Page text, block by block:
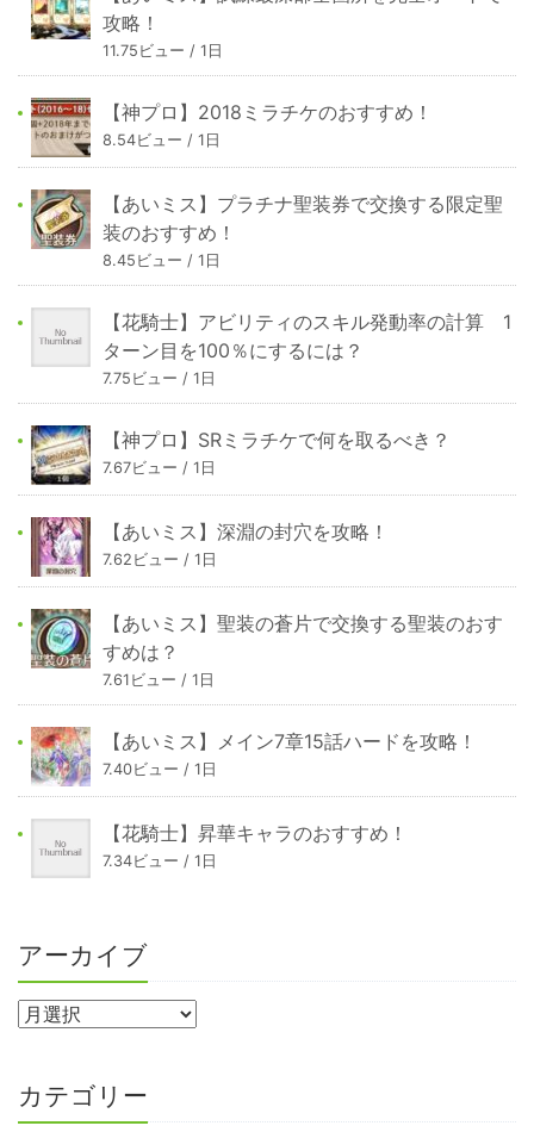
攻略！
11.75ビュー / 1日
【神プロ】2018ミラチケのおすすめ！
8.54ビュー / 1日
【あいミス】プラチナ聖装券で交換する限定聖
装のおすすめ！
8.45ビュー / 1日
【花騎士】アビリティのスキル発動率の計算 1
ターン目を100％にするには？
7.75ビュー / 1日
【神プロ】SRミラチケで何を取るべき？
7.67ビュー / 1日
【あいミス】深淵の封穴を攻略！
7.62ビュー / 1日
【あいミス】聖装の蒼片で交換する聖装のおす
すめは？
7.61ビュー / 1日
【あいミス】メイン7章15話ハードを攻略！
7.40ビュー / 1日
【花騎士】昇華キャラのおすすめ！
7.34ビュー / 1日
アーカイブ
カテゴリー